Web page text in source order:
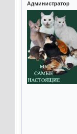
Администратор